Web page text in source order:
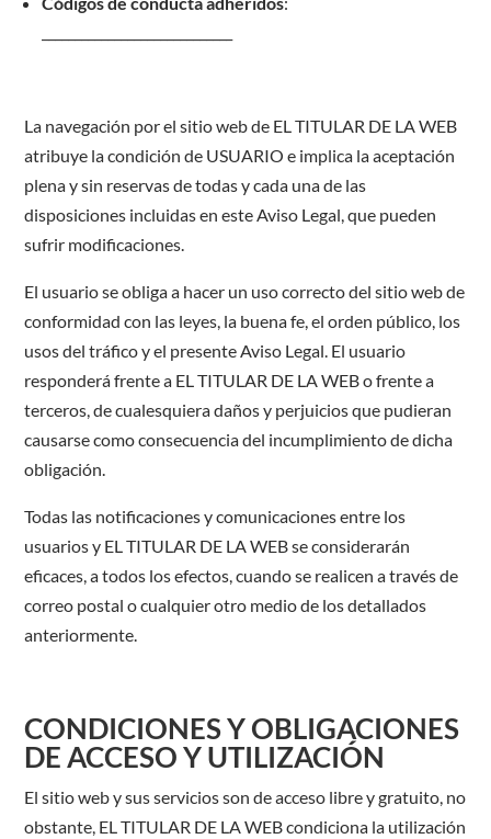
La navegación por el sitio web de EL TITULAR DE LA WEB
atribuye la condición de USUARIO e implica la aceptación
plena y sin reservas de todas y cada una de las
disposiciones incluidas en este Aviso Legal, que pueden
sufrir modificaciones.
El usuario se obliga a hacer un uso correcto del sitio web de
conformidad con las leyes, la buena fe, el orden público, los
usos del tráfico y el presente Aviso Legal. El usuario
responderá frente a EL TITULAR DE LA WEB o frente a
terceros, de cualesquiera daños y perjuicios que pudieran
causarse como consecuencia del incumplimiento de dicha
obligación.
Todas las notificaciones y comunicaciones entre los
usuarios y EL TITULAR DE LA WEB se considerarán
eficaces, a todos los efectos, cuando se realicen a través de
correo postal o cualquier otro medio de los detallados
anteriormente.
CONDICIONES Y OBLIGACIONES
DE ACCESO Y UTILIZACIÓN
El sitio web y sus servicios son de acceso libre y gratuito, no
obstante, EL TITULAR DE LA WEB condiciona la utilización